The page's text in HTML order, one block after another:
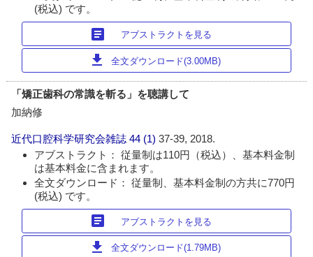
(税込) です。
article アブストラクトを見る
download 全文ダウンロード(3.00MB)
「矯正歯科の常識を斬る」を聴講して
加納修
近代口腔科学研究会雑誌 44 (1)37-39, 2018.
アブストラクト： 従量制は110円（税込）、基本料金制
は基本料金に含まれます。
全文ダウンロード： 従量制、基本料金制の方共に770円
(税込) です。
article アブストラクトを見る
download 全文ダウンロード(1.79MB)